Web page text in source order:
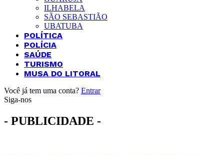
ILHABELA
SÃO SEBASTIÃO
UBATUBA
POLÍTICA
POLÍCIA
SAÚDE
TURISMO
MUSA DO LITORAL
Você já tem uma conta? Entrar
Siga-nos
- PUBLICIDADE -